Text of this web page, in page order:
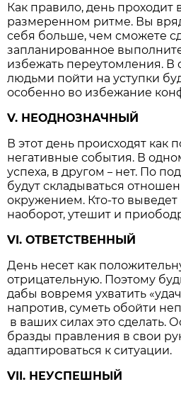
Как правило, день проходит
размеренном ритме. Вы
себя больше, чем сможете
запланированное
избежать переутомления. В
людьми пойти на уступки
особенно во избежание
V. НЕОДНОЗНАЧНЫЙ
В этот день происходят как
негативные события. В
успеха, в другом– нет. По
будут складываться
окружением. Кто-то выведет
наоборот, утешит и
VI. ОТВЕТСТВЕННЫЙ
День несет как
отрицательную. Поэтому
дабы вовремя ухватить
напротив, суметь обойти
в ваших силах это сделать.
бразды правления в свои
адаптироваться к ситуации.
VII. НЕУСПЕШНЫЙ